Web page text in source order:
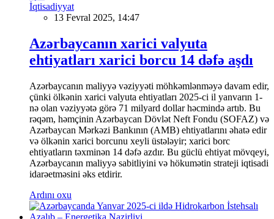
İqtisadiyyat
13 Fevral 2025, 14:47
Azərbaycanın xarici valyuta
ehtiyatları xarici borcu 14 dəfə aşdı
Azərbaycanın maliyyə vəziyyəti möhkəmlənməyə davam edir,
çünki ölkənin xarici valyuta ehtiyatları 2025-ci il yanvarın 1-
nə olan vəziyyətə görə 71 milyard dollar həcmində artıb. Bu
rəqəm, həmçinin Azərbaycan Dövlət Neft Fondu (SOFAZ) və
Azərbaycan Mərkəzi Bankının (AMB) ehtiyatlarını əhatə edir
və ölkənin xarici borcunu xeyli üstələyir; xarici borc
ehtiyatların təxminən 14 dəfə azdır. Bu güclü ehtiyat mövqeyi,
Azərbaycanın maliyyə sabitliyini və hökumətin strateji iqtisadi
idarəetməsini əks etdirir.
Ardını oxu